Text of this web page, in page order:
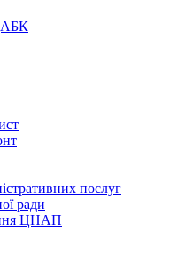
послуг
ради
ЦНАП